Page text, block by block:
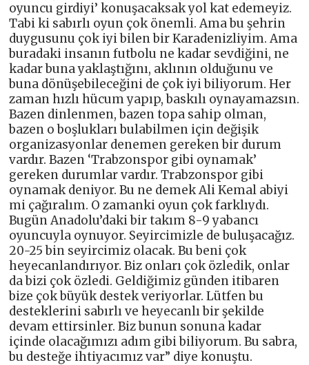
oyuncu girdiyi’ konuşacaksak yol kat edemeyiz.
Tabi ki sabırlı oyun çok önemli. Ama bu şehrin
duygusunu çok iyi bilen bir Karadenizliyim. Ama
buradaki insanın futbolu ne kadar sevdiğini, ne
kadar buna yaklaştığını, aklının olduğunu ve
buna dönüşebileceğini de çok iyi biliyorum. Her
zaman hızlı hücum yapıp, baskılı oynayamazsın.
Bazen dinlenmen, bazen topa sahip olman,
bazen o boşlukları bulabilmen için değişik
organizasyonlar denemen gereken bir durum
vardır. Bazen ‘Trabzonspor gibi oynamak’
gereken durumlar vardır. Trabzonspor gibi
oynamak deniyor. Bu ne demek Ali Kemal abiyi
mi çağıralım. O zamanki oyun çok farklıydı.
Bugün Anadolu’daki bir takım 8-9 yabancı
oyuncuyla oynuyor. Seyircimizle de buluşacağız.
20-25 bin seyircimiz olacak. Bu beni çok
heyecanlandırıyor. Biz onları çok özledik, onlar
da bizi çok özledi. Geldiğimiz günden itibaren
bize çok büyük destek veriyorlar. Lütfen bu
desteklerini sabırlı ve heyecanlı bir şekilde
devam ettirsinler. Biz bunun sonuna kadar
içinde olacağımızı adım gibi biliyorum. Bu sabra,
bu desteğe ihtiyacımız var” diye konuştu.